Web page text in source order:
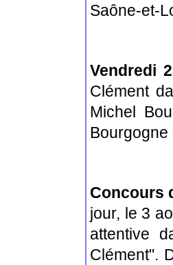
Saône-et-
Vendredi
Clément
Michel
Bourgogne
Concours
jour, le 3
attentive
Clément".